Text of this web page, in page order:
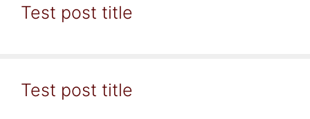
Test post title
Test post title